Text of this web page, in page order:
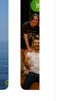
İrlanda